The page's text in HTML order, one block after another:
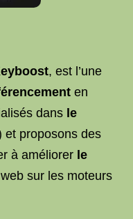
, est l’une
en
dans le
et proposons des
à améliorer le
sur les moteurs